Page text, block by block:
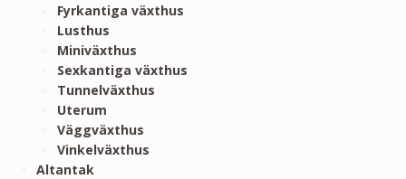
Fyrkantiga växthus
Lusthus
Miniväxthus
Sexkantiga växthus
Tunnelväxthus
Uterum
Väggväxthus
Vinkelväxthus
Altantak